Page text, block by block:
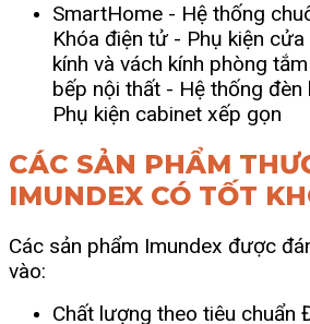
SmartHome - Hệ thống
Khóa điện tử - Phụ kiện cửa
kính và vách kính phòng tắm
bếp nội thất - Hệ thống
Phụ kiện cabinet xếp gọn
CÁC SẢN PHẨM
IMUNDEX CÓ TỐT
Các sản phẩm Imundex được
vào:
Chất lượng theo tiêu chuẩn